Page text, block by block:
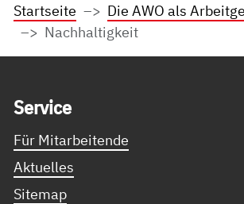
Startseite
Die AWO als
Nachhaltigkeit
Ser­vice
Für Mitarbeitende
Aktuelles
Sitemap